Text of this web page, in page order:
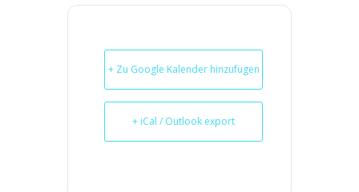
+ Zu Google Kalender hinzufügen
+ iCal / Outlook export